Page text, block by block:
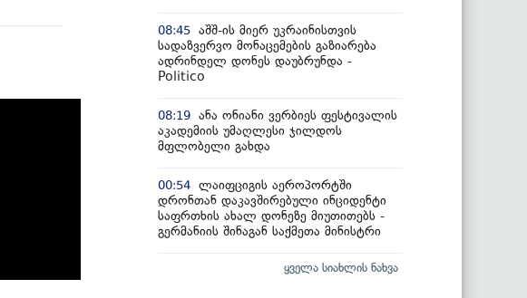
08:45 აშშ-ის მიერ უკრაინისთვის
სადაზვერვო მონაცემების გაზიარება
ადრინდელ დონეს დაუბრუნდა -
Politico
08:19 ანა ონიანი ვერბიეს ფესტივალის
აკადემიის უმაღლესი ჯილდოს
მფლობელი გახდა
00:54 ლაიფციგის აეროპორტში
დრონთან დაკავშირებული ინციდენტი
საფრთხის ახალ დონეზე მიუთითებს -
გერმანიის შინაგან საქმეთა მინისტრი
ყველა სიახლის ნახვა